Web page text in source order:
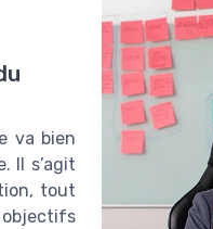
va bien
Il s’agit
tout